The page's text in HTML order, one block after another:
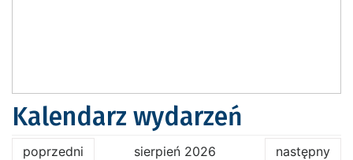
Kalendarz wydarzeń
poprzedni sierpień 2026 następny